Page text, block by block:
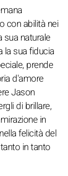
con abilità nei
sua naturale
la sua fiducia
prende
d'amore
Jason
di brillare,
in
felicità del
in tanto